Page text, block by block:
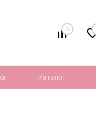
0
Каталог